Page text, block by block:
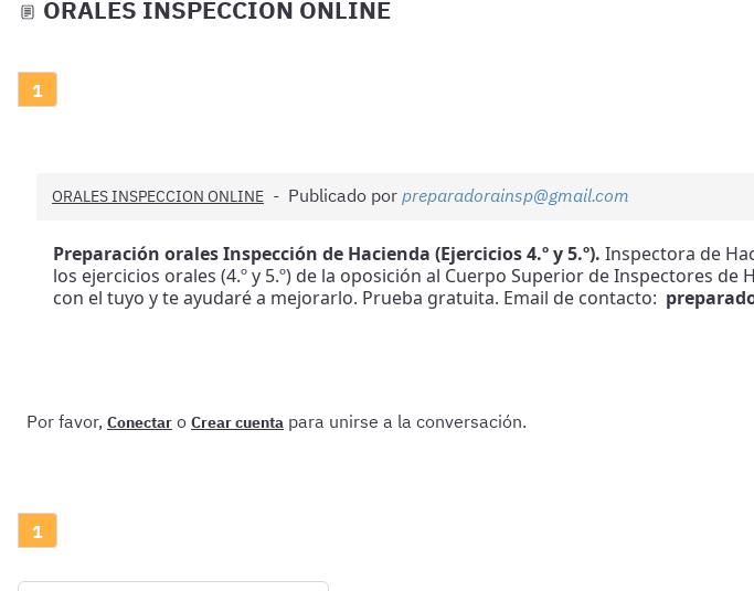
ORALES INSPECCION ONLINE
1
ORALES INSPECCION ONLINE Publicado por preparadorainsp@gmail.com
Preparación orales Inspección de Hacienda (Ejercicios 4.º y 5.º). Inspectora de
los ejercicios orales (4.º y 5.º) de la oposición al Cuerpo Superior de Inspectores
con el tuyo y te ayudaré a mejorarlo. Prueba gratuita. Email de contacto:
Por favor, Conectar o Crear cuenta para unirse a la conversación.
1